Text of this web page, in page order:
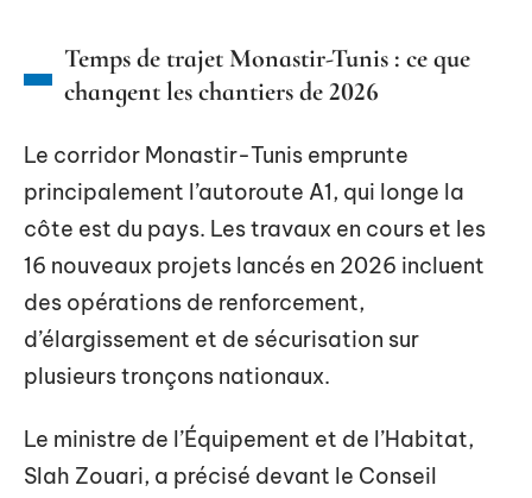
Temps de trajet Monastir-Tunis : ce que
changent les chantiers de 2026
Le corridor Monastir-Tunis emprunte
principalement l’autoroute A1, qui longe la
côte est du pays. Les travaux en cours et les
16 nouveaux projets lancés en 2026 incluent
des opérations de renforcement,
d’élargissement et de sécurisation sur
plusieurs tronçons nationaux.
Le ministre de l’Équipement et de l’Habitat,
Slah Zouari, a précisé devant le Conseil